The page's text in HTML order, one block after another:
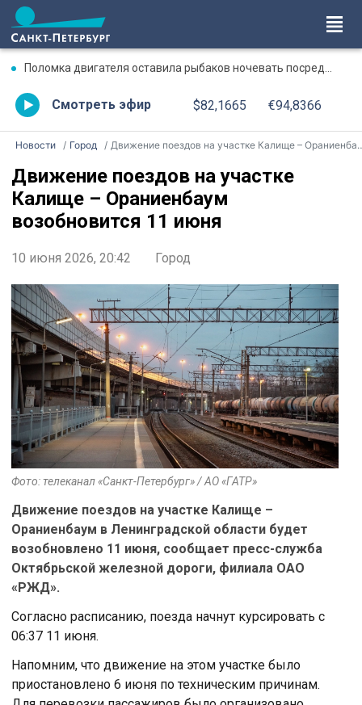
Поломка двигателя оставила рыбаков ночевать посреди Ладожского озера
Смотреть эфир $82,1665 €94,8366
Новости Город Движение поездов на участке Калище – Ораниенбаум возобновится 11 июня
Движение поездов на участке
Калище – Ораниенбаум
возобновится 11 июня
10 июня 2026, 20:42 Город
Фото: телеканал «Санкт-Петербург» / АО «ГАТР»
Движение поездов на участке Калище –
Ораниенбаум в Ленинградской области будет
возобновлено 11 июня, сообщает пресс-служба
Октябрьской железной дороги, филиала ОАО
«РЖД».
Согласно расписанию, поезда начнут курсировать с
06:37 11 июня.
Напомним, что движение на этом участке было
приостановлено 6 июня по техническим причинам.